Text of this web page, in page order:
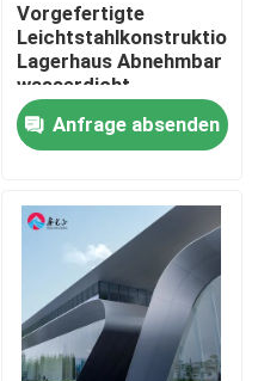
Vorgefertigte
Leichtstahlkonstruktion
Lagerhaus Abnehmbar
wasserdicht
Anfrage absenden